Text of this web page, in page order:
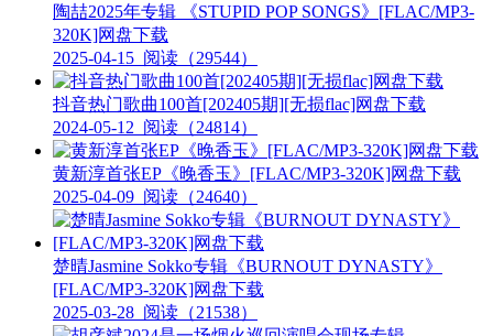
陶喆2025年专辑 《STUPID POP SONGS》[FLAC/MP3-
320K]网盘下载
2025-04-15 阅读（29544）
抖音热门歌曲100首[202405期][无损flac]网盘下载
2024-05-12 阅读（24814）
黄新淳首张EP《晚香玉》[FLAC/MP3-320K]网盘下载
2025-04-09 阅读（24640）
楚晴Jasmine Sokko专辑《BURNOUT DYNASTY》
[FLAC/MP3-320K]网盘下载
2025-03-28 阅读（21538）